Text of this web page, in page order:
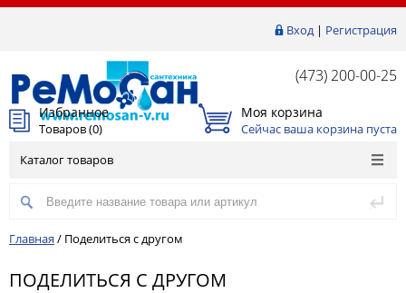
Вход| Регистрация
(473) 200-00-25
Избранное
Товаров (0)
Моя корзина
Сейчас ваша корзина пуста
Каталог товаров
Главная / Поделиться с другом
ПОДЕЛИТЬСЯ С ДРУГОМ